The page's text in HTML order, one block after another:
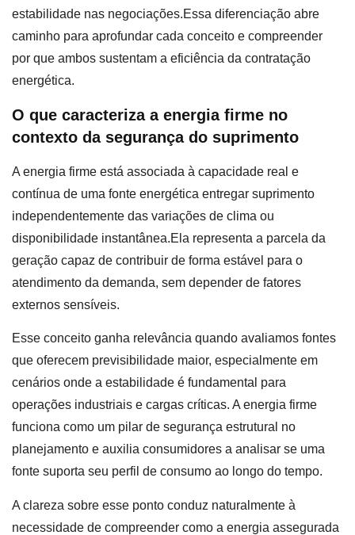
estabilidade nas negociações.Essa diferenciação abre
caminho para aprofundar cada conceito e compreender
por que ambos sustentam a eficiência da contratação
energética.
O que caracteriza a energia firme no
contexto da segurança do suprimento
A energia firme está associada à capacidade real e
contínua de uma fonte energética entregar suprimento
independentemente das variações de clima ou
disponibilidade instantânea.Ela representa a parcela da
geração capaz de contribuir de forma estável para o
atendimento da demanda, sem depender de fatores
externos sensíveis.
Esse conceito ganha relevância quando avaliamos fontes
que oferecem previsibilidade maior, especialmente em
cenários onde a estabilidade é fundamental para
operações industriais e cargas críticas. A energia firme
funciona como um pilar de segurança estrutural no
planejamento e auxilia consumidores a analisar se uma
fonte suporta seu perfil de consumo ao longo do tempo.
A clareza sobre esse ponto conduz naturalmente à
necessidade de compreender como a energia assegurada